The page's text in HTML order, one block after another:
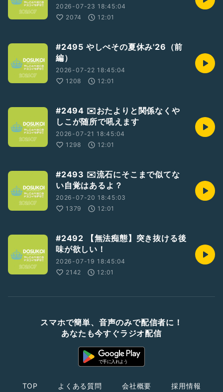
2026-07-23 18:45:04
2074
12:01
#2495 やしぺその夏休み'26（前
編）
2026-07-22 18:45:04
1208
12:01
#2494 ✉️おたよりと関係なくや
しこが随所で吼えます
2026-07-21 18:45:04
1298
12:01
#2493 ✉️流石にそこまで似てな
い自覚はあるよ？
2026-07-20 18:45:03
1379
12:01
#2492 【無法痴態】突き抜ける後
味が欲しい！
2026-07-19 18:45:04
2142
12:01
スマホで簡単、音声のみで配信者に！
あなたも今すぐラジオ配信
TOP よくある質問 会社概要 採用情報